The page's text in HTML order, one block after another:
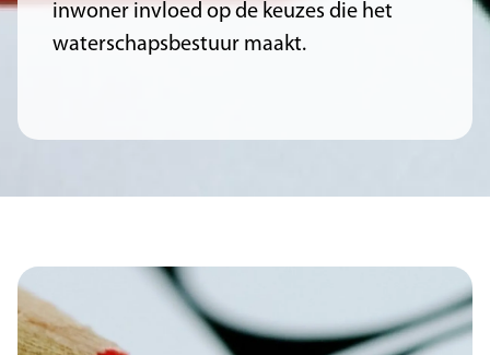
inwoner invloed op de keuzes die het
waterschapsbestuur maakt.